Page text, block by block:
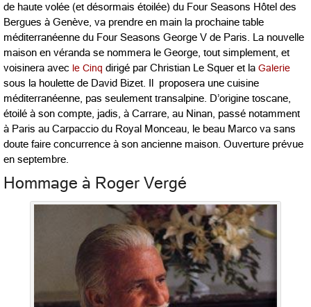
de haute volée (et désormais étoilée) du Four Seasons Hôtel des
Bergues à Genève, va prendre en main la prochaine table
méditerranéenne du Four Seasons George V de Paris. La nouvelle
maison en véranda se nommera le George, tout simplement, et
voisinera avec le Cinq dirigé par Christian Le Squer et la Galerie
sous la houlette de David Bizet. Il proposera une cuisine
méditerranéenne, pas seulement transalpine. D’origine toscane,
étoilé à son compte, jadis, à Carrare, au Ninan, passé notamment
à Paris au Carpaccio du Royal Monceau, le beau Marco va sans
doute faire concurrence à son ancienne maison. Ouverture prévue
en septembre.
Hommage à Roger Vergé